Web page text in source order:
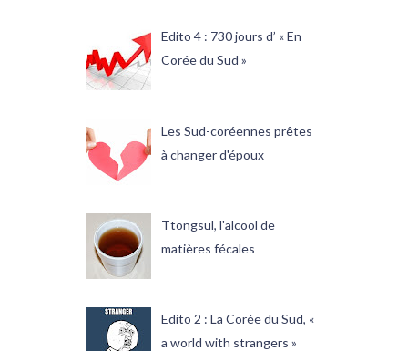
Edito 4 : 730 jours d’ « En
Corée du Sud »
Les Sud-coréennes prêtes
à changer d'époux
Ttongsul, l'alcool de
matières fécales
Edito 2 : La Corée du Sud, «
a world with strangers »